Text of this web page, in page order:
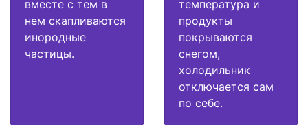
вместе с тем в
нем скапливаются
инородные
частицы.
температура и
продукты
покрываются
снегом,
холодильник
отключается сам
по себе.